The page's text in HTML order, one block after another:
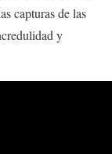
capturas de las
y